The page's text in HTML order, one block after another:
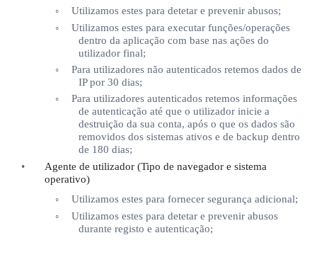
◦
Utilizamos estes para detetar e prevenir abusos;
◦
Utilizamos estes para executar funções/operações
dentro da aplicação com base nas ações do
utilizador final;
◦
Para utilizadores não autenticados retemos dados de
IP por 30 dias;
◦
Para utilizadores autenticados retemos informações
de autenticação até que o utilizador inicie a
destruição da sua conta, após o que os dados são
removidos dos sistemas ativos e de backup dentro
de 180 dias;
•
Agente de utilizador (Tipo de navegador e sistema
operativo)
◦
Utilizamos estes para fornecer segurança adicional;
◦
Utilizamos estes para detetar e prevenir abusos
durante registo e autenticação;